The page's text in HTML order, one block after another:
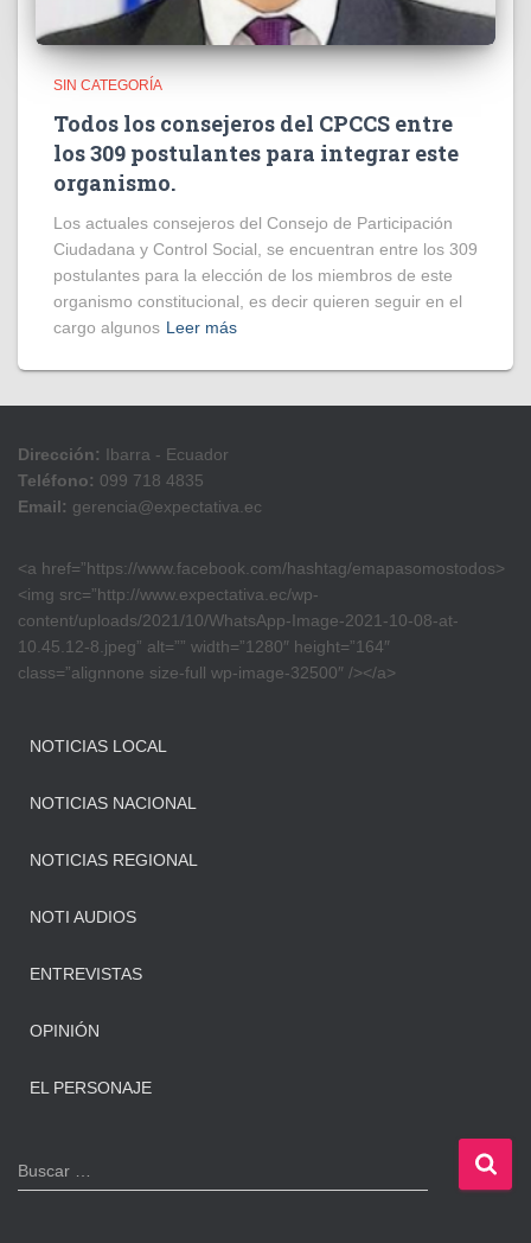
SIN CATEGORÍA
Todos los consejeros del CPCCS entre
los 309 postulantes para integrar este
organismo.
Los actuales consejeros del Consejo de Participación
Ciudadana y Control Social, se encuentran entre los 309
postulantes para la elección de los miembros de este
organismo constitucional, es decir quieren seguir en el
cargo algunos Leer más
Dirección: Ibarra - Ecuador
Teléfono: 099 718 4835
Email: gerencia@expectativa.ec
<a href=”https://www.facebook.com/hashtag/emapasomostodos>
<img src=”http://www.expectativa.ec/wp-
content/uploads/2021/10/WhatsApp-Image-2021-10-08-at-
10.45.12-8.jpeg” alt=”” width=”1280″ height=”164″
class=”alignnone size-full wp-image-32500″ /></a>
NOTICIAS LOCAL
NOTICIAS NACIONAL
NOTICIAS REGIONAL
NOTI AUDIOS
ENTREVISTAS
OPINIÓN
EL PERSONAJE
B
u
Buscar …